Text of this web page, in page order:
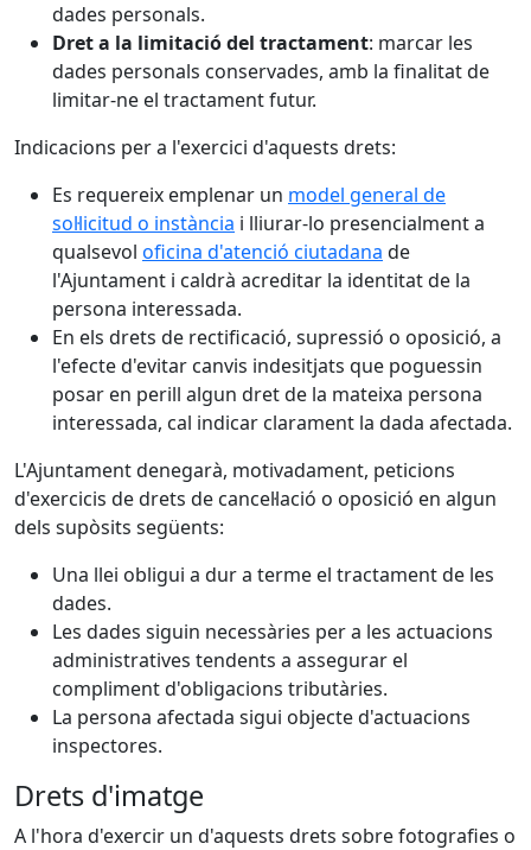
dades personals.
Dret a la limitació del tractament: marcar les
dades personals conservades, amb la finalitat de
limitar-ne el tractament futur.
Indicacions per a l'exercici d'aquests drets:
Es requereix emplenar un model general de
sol·licitud o instància i lliurar-lo presencialment a
qualsevol oficina d'atenció ciutadana de
l'Ajuntament i caldrà acreditar la identitat de la
persona interessada.
En els drets de rectificació, supressió o oposició, a
l'efecte d'evitar canvis indesitjats que poguessin
posar en perill algun dret de la mateixa persona
interessada, cal indicar clarament la dada afectada.
L'Ajuntament denegarà, motivadament, peticions
d'exercicis de drets de cancel·lació o oposició en algun
dels supòsits següents:
Una llei obligui a dur a terme el tractament de les
dades.
Les dades siguin necessàries per a les actuacions
administratives tendents a assegurar el
compliment d'obligacions tributàries.
La persona afectada sigui objecte d'actuacions
inspectores.
Drets d'imatge
A l'hora d'exercir un d'aquests drets sobre fotografies o